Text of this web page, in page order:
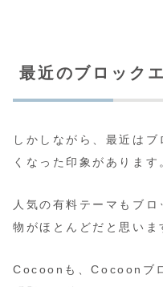
最近のブロック
しかしながら、最近は
くなった印象があります
人気の有料テーマもブ
物がほとんどだと思いま
Cocoonも、Cocoonブ